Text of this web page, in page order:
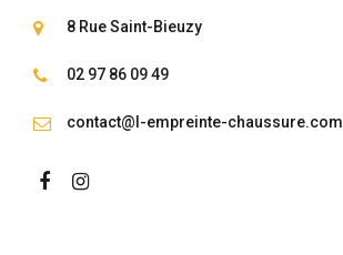
8 Rue Saint-Bieuzy
02 97 86 09 49
contact@l-empreinte-chaussure.com